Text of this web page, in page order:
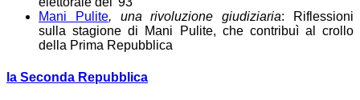
Mani Pulite, una rivoluzione giudiziaria: Riflessioni
sulla stagione di Mani Pulite, che contribuì al crollo
della Prima Repubblica
la Seconda Repubblica